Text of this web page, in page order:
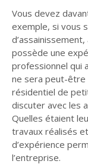
Vous devez
exemple, si vous
possède une
professionnel qui
ne sera peut-être
résidentiel de
discuter avec les
Quelles étaient
travaux réalisés
d’expérience
l’entreprise.